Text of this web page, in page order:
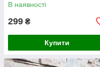
В наявності
299 ₴
Купити